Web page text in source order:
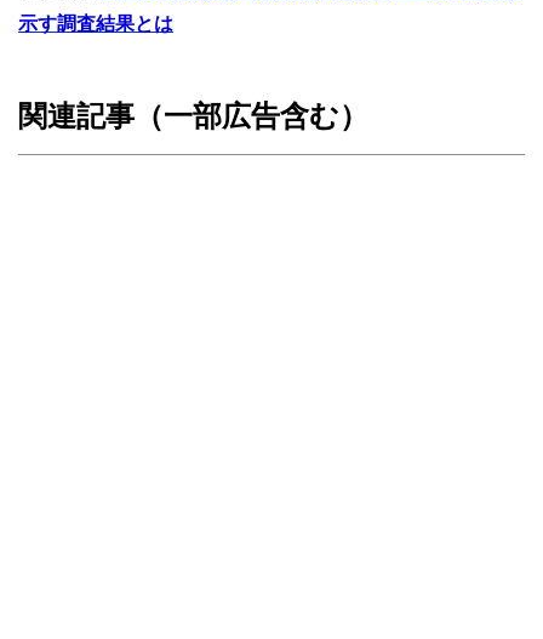
示す調査結果とは
関連記事（一部広告含む）